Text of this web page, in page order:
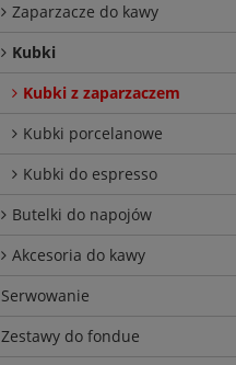
Zaparzacze do kawy
Kubki
Kubki z zaparzaczem
Kubki porcelanowe
Kubki do espresso
Butelki do napojów
Akcesoria do kawy
Serwowanie
Zestawy do fondue